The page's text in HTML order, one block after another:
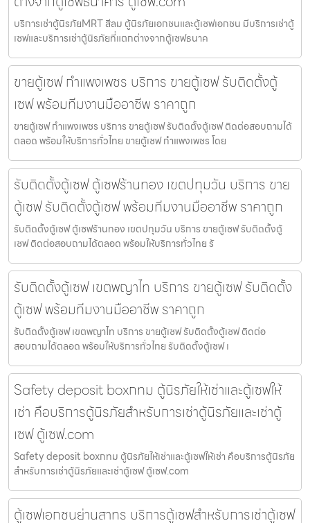
บริการเช่าตู้นิรภัยMRT สีลม ตู้นิรภัยเอกชนและตู้เซฟเอกชน มีบริการเช่าตู้
เซฟและบริการเช่าตู้นิรภัยที่แตกต่างจากตู้เซฟธนาค
ขายตู้เซฟ กำแพงเพชร บริการ ขายตู้เซฟ รับติดตั้งตู้
เซฟ พร้อมทีมงานมืออาชีพ ราคาถูก
ขายตู้เซฟ กำแพงเพชร บริการ ขายตู้เซฟ รับติดตั้งตู้เซฟ ติดต่อสอบถามได้
ตลอด พร้อมให้บริการทั่วไทย ขายตู้เซฟ กำแพงเพชร โดย
รับติดตั้งตู้เซฟ ตู้เซฟร้านทอง เขตปทุมวัน บริการ ขาย
ตู้เซฟ รับติดตั้งตู้เซฟ พร้อมทีมงานมืออาชีพ ราคาถูก
รับติดตั้งตู้เซฟ ตู้เซฟร้านทอง เขตปทุมวัน บริการ ขายตู้เซฟ รับติดตั้งตู้
เซฟ ติดต่อสอบถามได้ตลอด พร้อมให้บริการทั่วไทย รั
รับติดตั้งตู้เซฟ เขตพญาไท บริการ ขายตู้เซฟ รับติดตั้ง
ตู้เซฟ พร้อมทีมงานมืออาชีพ ราคาถูก
รับติดตั้งตู้เซฟ เขตพญาไท บริการ ขายตู้เซฟ รับติดตั้งตู้เซฟ ติดต่อ
สอบถามได้ตลอด พร้อมให้บริการทั่วไทย รับติดตั้งตู้เซฟ เ
Safety deposit boxกทม ตู้นิรภัยให้เช่าและตู้เซฟให้
เช่า คือบริการตู้นิรภัยสำหรับการเช่าตู้นิรภัยและเช่าตู้
เซฟ ตู้เซฟ.com
Safety deposit boxกทม ตู้นิรภัยให้เช่าและตู้เซฟให้เช่า คือบริการตู้นิรภัย
สำหรับการเช่าตู้นิรภัยและเช่าตู้เซฟ ตู้เซฟ.com
ตู้เซฟเอกชนย่านสาทร บริการตู้เซฟสำหรับการเช่าตู้เซฟ